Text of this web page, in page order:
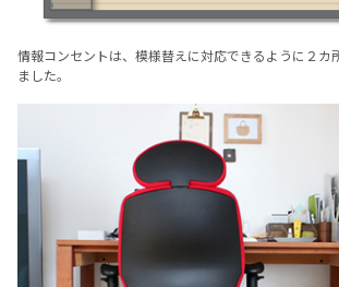
情報コンセントは、模様替えに対応できるように２カ
ました。